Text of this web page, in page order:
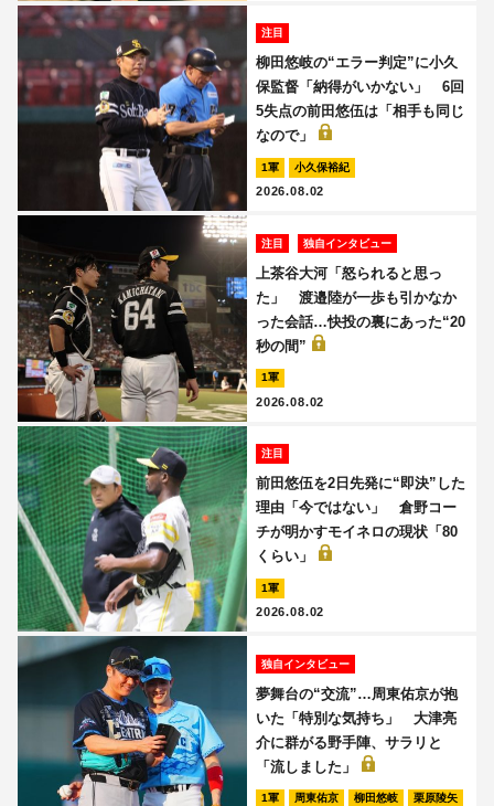
注目
柳田悠岐の“エラー判定”に小久
保監督「納得がいかない」 6回
5失点の前田悠伍は「相手も同じ
なので」
1軍 小久保裕紀
2026.08.02
注目 独自インタビュー
上茶谷大河「怒られると思っ
た」 渡邉陸が一歩も引かなか
った会話…快投の裏にあった“20
秒の間”
1軍
2026.08.02
注目
前田悠伍を2日先発に“即決”した
理由「今ではない」 倉野コー
チが明かすモイネロの現状「80
くらい」
1軍
2026.08.02
独自インタビュー
夢舞台の“交流”…周東佑京が抱
いた「特別な気持ち」 大津亮
介に群がる野手陣、サラリと
「流しました」
1軍 周東佑京 柳田悠岐 栗原陵矢